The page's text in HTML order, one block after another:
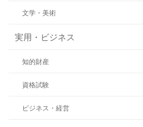
文学・美術
実用・ビジネス
知的財産
資格試験
ビジネス・経営